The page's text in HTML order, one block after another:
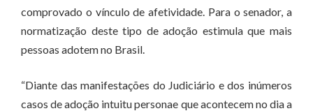
comprovado o vínculo de afetividade. Para o senador, a
normatização deste tipo de adoção estimula que mais
pessoas adotem no Brasil.
“Diante das manifestações do Judiciário e dos inúmeros
casos de adoção intuitu personae que acontecem no dia a